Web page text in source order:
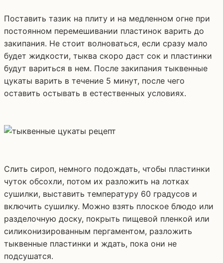
Поставить тазик на плиту и на медленном огне при
постоянном перемешивании пластинок варить до
закипания. Не стоит волноваться, если сразу мало
будет жидкости, тыква скоро даст сок и пластинки
будут вариться в нем. После закипания тыквенные
цукаты варить в течение 5 минут, после чего
оставить остывать в естественных условиях.
Слить сироп, немного подождать, чтобы пластинки
чуток обсохли, потом их разложить на лотках
сушилки, выставить температуру 60 градусов и
включить сушилку. Можно взять плоское блюдо или
разделочную доску, покрыть пищевой пленкой или
силиконизированным пергаментом, разложить
тыквенные пластинки и ждать, пока они не
подсушатся.